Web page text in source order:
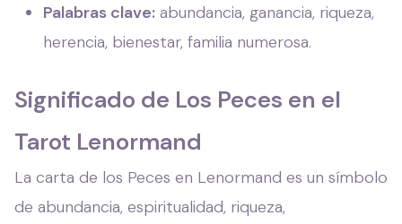
Palabras clave: abundancia, ganancia, riqueza,
herencia, bienestar, familia numerosa.
Significado de Los Peces en el
Tarot Lenormand
La carta de los Peces en Lenormand es un símbolo
de abundancia, espiritualidad, riqueza,